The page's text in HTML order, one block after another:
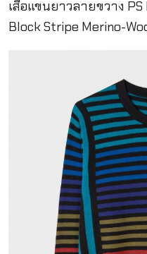
เสื้อแขนยาวลายขวาง PS
Block Stripe Merino-